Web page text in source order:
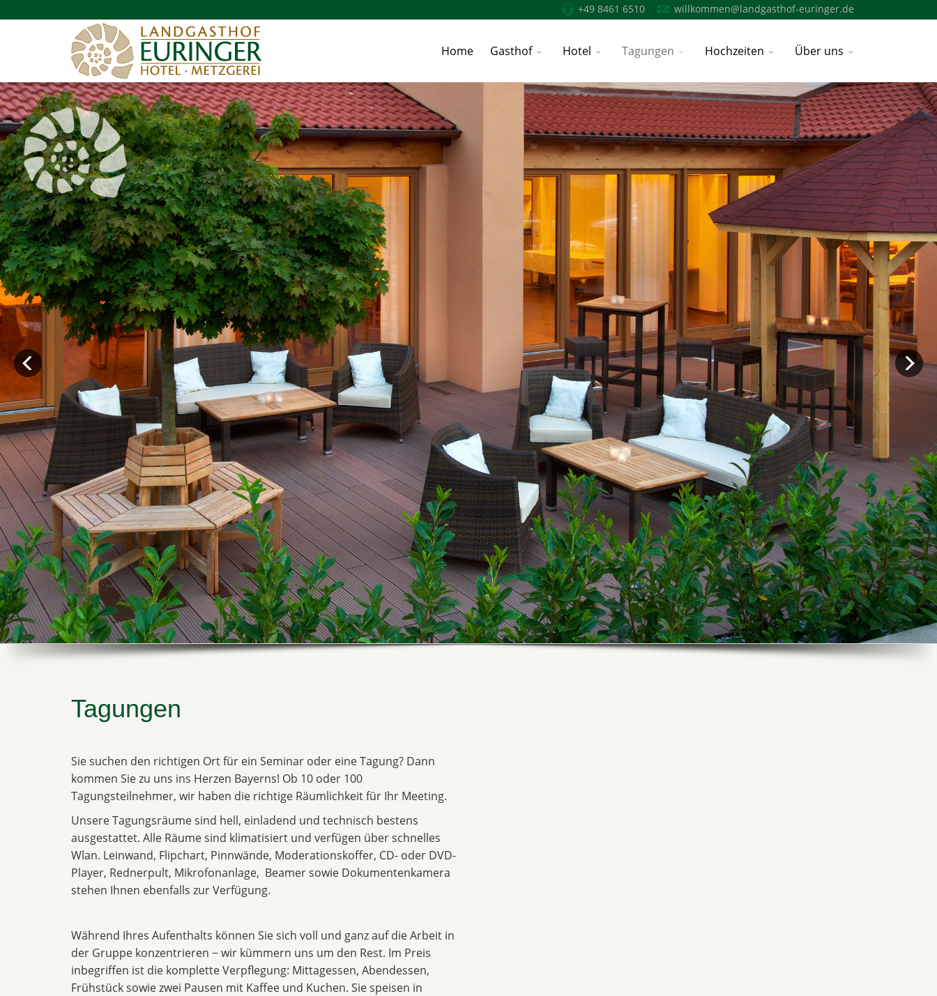
+49 8461 6510 willkommen@landgasthof-euringer.de
Home Gasthof Hotel Tagungen Hochzeiten Über uns
Tagungen
Sie suchen den richtigen Ort für ein Seminar oder eine Tagung? Dann
kommen Sie zu uns ins Herzen Bayerns! Ob 10 oder 100
Tagungsteilnehmer, wir haben die richtige Räumlichkeit für Ihr Meeting.
Unsere Tagungsräume sind hell, einladend und technisch bestens
ausgestattet. Alle Räume sind klimatisiert und verfügen über schnelles
Wlan. Leinwand, Flipchart, Pinnwände, Moderationskoffer, CD- oder DVD-
Player, Rednerpult, Mikrofonanlage, Beamer sowie Dokumentenkamera
stehen Ihnen ebenfalls zur Verfügung.
Während Ihres Aufenthalts können Sie sich voll und ganz auf die Arbeit in
der Gruppe konzentrieren − wir kümmern uns um den Rest. Im Preis
inbegriffen ist die komplette Verpflegung: Mittagessen, Abendessen,
Frühstück sowie zwei Pausen mit Kaffee und Kuchen. Sie speisen in